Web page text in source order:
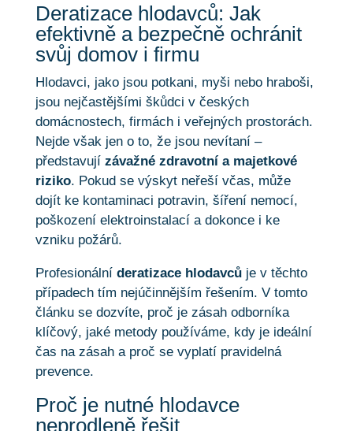
Deratizace hlodavců: Jak
efektivně a bezpečně ochránit
svůj domov i firmu
Hlodavci, jako jsou potkani, myši nebo hraboši,
jsou nejčastějšími škůdci v českých
domácnostech, firmách i veřejných prostorách.
Nejde však jen o to, že jsou nevítaní –
představují závažné zdravotní a majetkové
riziko. Pokud se výskyt neřeší včas, může
dojít ke kontaminaci potravin, šíření nemocí,
poškození elektroinstalací a dokonce i ke
vzniku požárů.
Profesionální deratizace hlodavcůje v těchto
případech tím nejúčinnějším řešením. V tomto
článku se dozvíte, proč je zásah odborníka
klíčový, jaké metody používáme, kdy je ideální
čas na zásah a proč se vyplatí pravidelná
prevence.
Proč je nutné hlodavce
neprodleně řešit